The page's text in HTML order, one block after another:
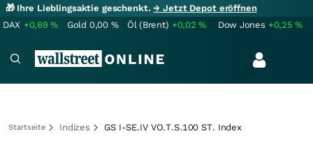
🎁 Ihre Lieblingsaktie geschenkt.→ Jetzt Depot eröffnen
DAX +0,69% Gold 0,00 % Öl (Brent) +0,02% Dow Jones +0,25%
Startseite Indizes GS I-SE.IV VO.T.S.100 ST. Index